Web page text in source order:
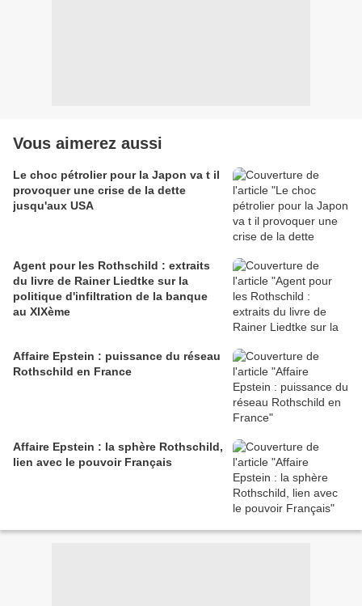
Vous aimerez aussi
Le choc pétrolier pour la Japon va t il
provoquer une crise de la dette
jusqu'aux USA
Agent pour les Rothschild : extraits
du livre de Rainer Liedtke sur la
politique d'infiltration de la banque
au XIXème
Affaire Epstein : puissance du réseau
Rothschild en France
Affaire Epstein : la sphère Rothschild,
lien avec le pouvoir Français